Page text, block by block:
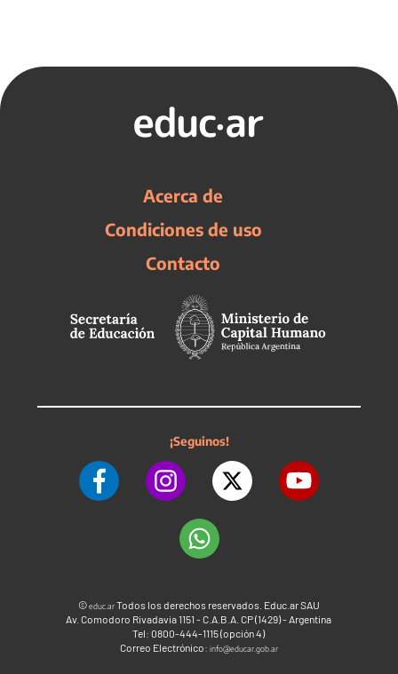
Acerca de
Condiciones de uso
Contacto
¡Seguinos!
©educ.arTodos los derechos reservados. Educ.ar SAU
Av. Comodoro Rivadavia 1151 - C.A.B.A. CP (1429) - Argentina
Tel: 0800-444-1115 (opción 4)
Correo Electrónico: info@educar.gob.ar